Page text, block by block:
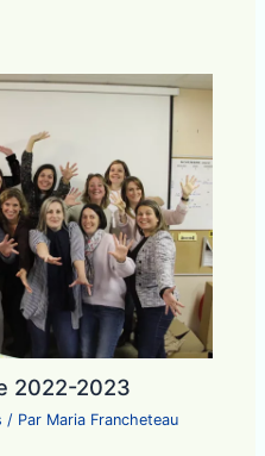
2022-2023
/ Par Maria Francheteau